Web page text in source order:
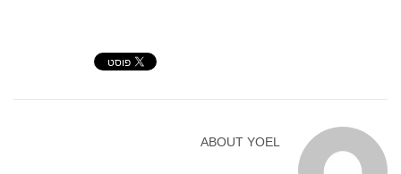
ABOUT YOEL